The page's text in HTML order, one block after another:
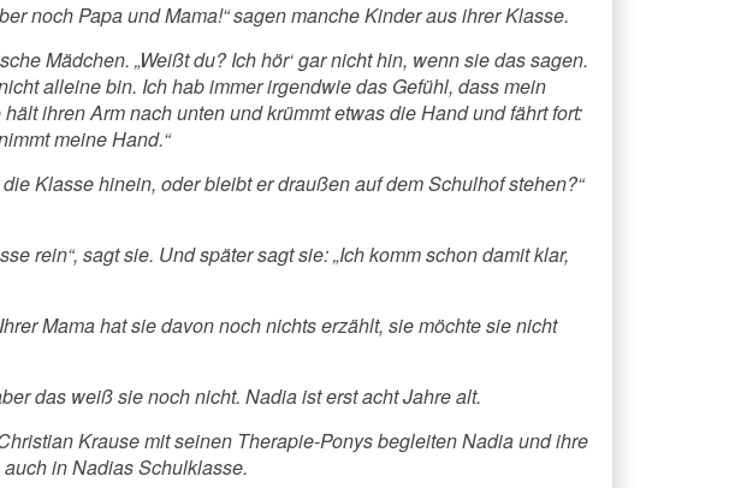
noch Papa und Mama!“ sagen manche Kinder aus ihrer Klasse.
Mädchen. „Weißt du? Ich hör‘ gar nicht hin, wenn sie das sagen.
alleine bin. Ich hab immer irgendwie das Gefühl, dass mein
ihren Arm nach unten und krümmt etwas die Hand und fährt fort:
meine Hand.“
Klasse hinein, oder bleibt er draußen auf dem Schulhof stehen?“
rein“, sagt sie. Und später sagt sie: „Ich komm schon damit klar,
Mama hat sie davon noch nichts erzählt, sie möchte sie nicht
das weiß sie noch nicht. Nadia ist erst acht Jahre alt.
Krause mit seinen Therapie-Ponys begleiten Nadia und ihre
in Nadias Schulklasse.